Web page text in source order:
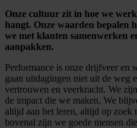
Onze cultuur zit in hoe we
hangt. Onze waarden bepalen
we met klanten samenwerken
aanpakken.
Performance is onze drijfveer en
gaan uitdagingen niet uit de weg
vertrouwen en veerkracht. We
de impact die we maken. We
altijd aan het leren, altijd op zoek
bovenal zijn we goede mensen